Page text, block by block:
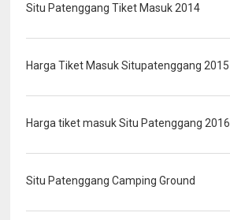
Situ Patenggang Tiket Masuk 2014
Harga Tiket Masuk Situpatenggang 2015
Harga tiket masuk Situ Patenggang 2016
Situ Patenggang Camping Ground